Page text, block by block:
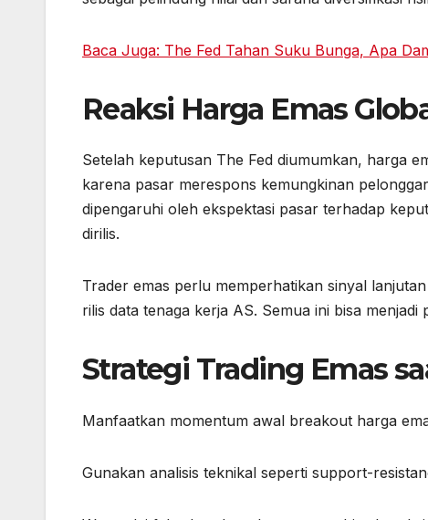
Baca Juga: The Fed Tahan Suku Bunga, Apa
Reaksi Harga Emas
Setelah keputusan The Fed diumumkan, harga
karena pasar merespons kemungkinan
dipengaruhi oleh ekspektasi pasar terhadap
dirilis.
Trader emas perlu memperhatikan sinyal
rilis data tenaga kerja AS. Semua ini bisa
Strategi Trading Emas
Manfaatkan momentum awal breakout harga
Gunakan analisis teknikal seperti support-